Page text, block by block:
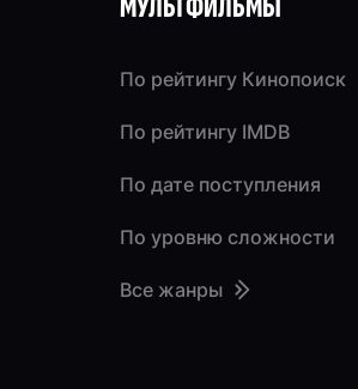
МУЛЬТФИЛЬМЫ
По рейтингу Кинопоиск
По рейтингу IMDB
По дате поступления
По уровню сложности
Все жанры